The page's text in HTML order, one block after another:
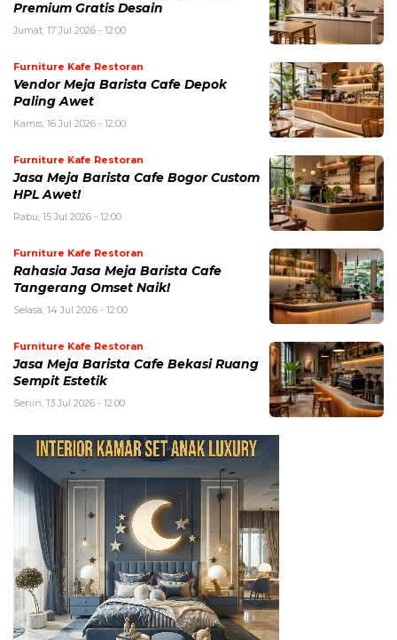
Premium Gratis Desain
Jumat, 17 Jul 2026 - 12:00
Furniture Kafe Restoran
Vendor Meja Barista Cafe Depok
Paling Awet
Kamis, 16 Jul 2026 - 12:00
Furniture Kafe Restoran
Jasa Meja Barista Cafe Bogor Custom
HPL Awet!
Rabu, 15 Jul 2026 - 12:00
Furniture Kafe Restoran
Rahasia Jasa Meja Barista Cafe
Tangerang Omset Naik!
Selasa, 14 Jul 2026 - 12:00
Furniture Kafe Restoran
Jasa Meja Barista Cafe Bekasi Ruang
Sempit Estetik
Senin, 13 Jul 2026 - 12:00